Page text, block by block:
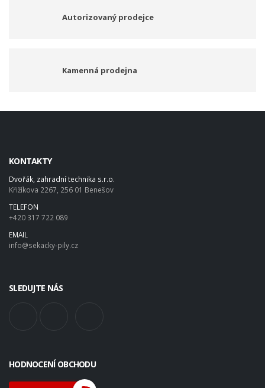
Autorizovaný prodejce
Kamenná prodejna
KONTAKTY
Dvořák, zahradní technika s.r.o.
Křižíkova 2267, 256 01 Benešov
TELEFON
+420 317 722 089
EMAIL
info@sekacky-pily.cz
SLEDUJTE NÁS
HODNOCENÍ OBCHODU